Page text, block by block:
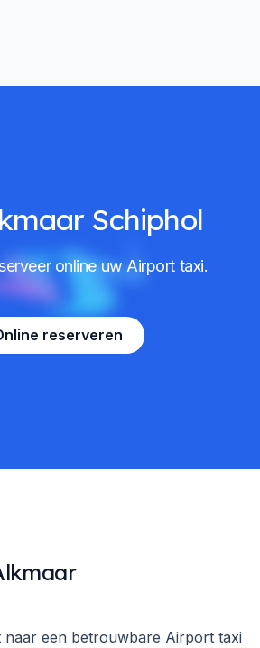
Schiphol
online uw Airport taxi.
reserveren
een betrouwbare Airport taxi